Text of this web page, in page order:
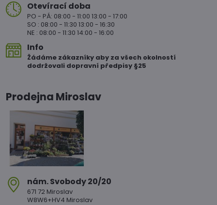
Otevírací doba
PO - PÁ: 08:00 - 11:00 13:00 - 17:00
SO : 08:00 - 11:30 13:00 - 16:30
NE : 08:00 - 11:30 14:00 - 16:00
Info
Žádáme zákazníky aby za všech okolností
dodržovali dopravní předpisy §25
Prodejna Miroslav
nám​. Svobody 20/20
671 72 Miroslav
W8W6+HV4 Miroslav